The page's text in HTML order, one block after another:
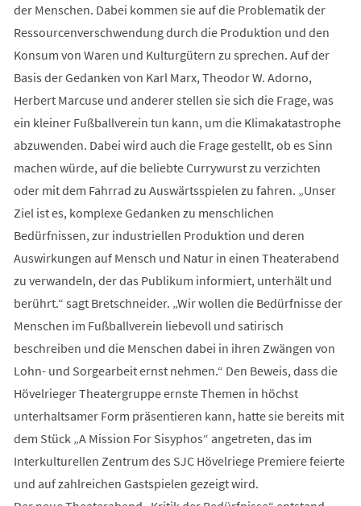
der Menschen. Dabei kommen sie auf die Problematik der
Ressourcenverschwendung durch die Produktion und den
Konsum von Waren und Kulturgütern zu sprechen. Auf der
Basis der Gedanken von Karl Marx, Theodor W. Adorno,
Herbert Marcuse und anderer stellen sie sich die Frage, was
ein kleiner Fußballverein tun kann, um die Klimakatastrophe
abzuwenden. Dabei wird auch die Frage gestellt, ob es Sinn
machen würde, auf die beliebte Currywurst zu verzichten
oder mit dem Fahrrad zu Auswärtsspielen zu fahren. „Unser
Ziel ist es, komplexe Gedanken zu menschlichen
Bedürfnissen, zur industriellen Produktion und deren
Auswirkungen auf Mensch und Natur in einen Theaterabend
zu verwandeln, der das Publikum informiert, unterhält und
berührt.“ sagt Bretschneider. „Wir wollen die Bedürfnisse der
Menschen im Fußballverein liebevoll und satirisch
beschreiben und die Menschen dabei in ihren Zwängen von
Lohn- und Sorgearbeit ernst nehmen.“ Den Beweis, dass die
Hövelrieger Theatergruppe ernste Themen in höchst
unterhaltsamer Form präsentieren kann, hatte sie bereits mit
dem Stück „A Mission For Sisyphos“ angetreten, das im
Interkulturellen Zentrum des SJC Hövelriege Premiere feierte
und auf zahlreichen Gastspielen gezeigt wird.